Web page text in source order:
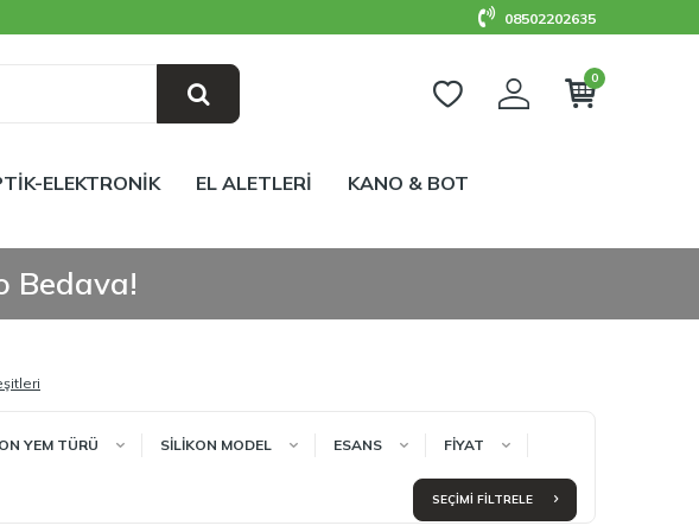
08502202635
0
ELEKTRONİK EL ALETLERİ KANO & BOT
Bedava!
YEM TÜRÜ SİLİKON MODEL ESANS FIYAT
SEÇIMI FILTRELE